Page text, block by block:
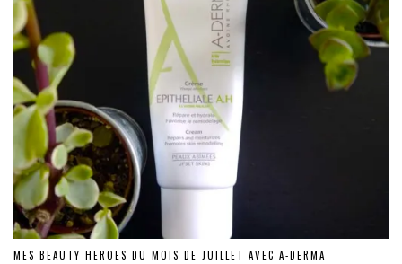
MES BEAUTY HEROES DU MOIS DE JUILLET AVEC A-DERMA